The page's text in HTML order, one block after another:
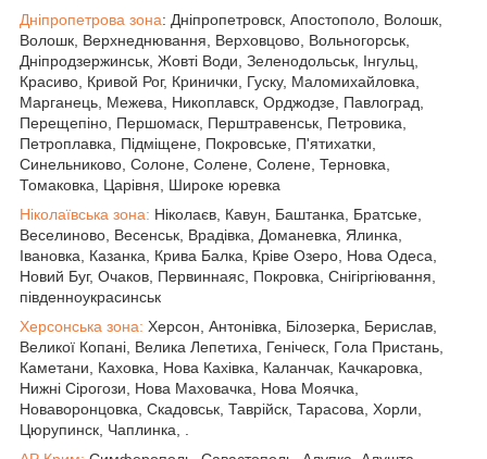
Дніпропетрова зона: Дніпропетровск, Апостополо, Волошк,
Волошк, Верхнеднювання, Верховцово, Вольногорськ,
Дніпродзержинськ, Жовті Води, Зеленодольськ, Інгульц,
Красиво, Кривой Рог, Кринички, Гуску, Маломихайловка,
Марганець, Межева, Никоплавск, Орджодзе, Павлоград,
Перещепіно, Першомаск, Перштравенськ, Петровика,
Петроплавка, Підміщене, Покровське, П'ятихатки,
Синельниково, Солоне, Солене, Солене, Терновка,
Томаковка, Царівня, Широке юревка
Ніколаївська зона: Ніколаєв, Кавун, Баштанка, Братське,
Веселиново, Весенськ, Врадівка, Доманевка, Ялинка,
Івановка, Казанка, Крива Балка, Кріве Озеро, Нова Одеса,
Новий Буг, Очаков, Первиннаяс, Покровка, Снігіргіювання,
південноукрасинськ
Херсонська зона: Херсон, Антонівка, Білозерка, Берислав,
Великої Копані, Велика Лепетиха, Геніческ, Гола Пристань,
Каметани, Каховка, Нова Кахівка, Каланчак, Качкаровка,
Нижні Сірогози, Нова Маховачка, Нова Моячка,
Новаворонцовка, Скадовськ, Таврійск, Тарасова, Хорли,
Цюрупинск, Чаплинка, .